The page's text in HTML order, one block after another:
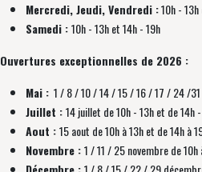
Mercredi, Jeudi, Vendredi :10h -
Samedi :10h - 13h et 14h - 19h
Ouvertures exceptionnelles de 2026 :
Mai : 1 / 8 / 10 / 14 / 15 / 16 / 17 / 24 /
Juillet :14 juillet de 10h - 13h et de 14h
Aout :15 aout de 10h à 13h et de 14h à
Novembre :1 / 11 / 25 novembre de10h